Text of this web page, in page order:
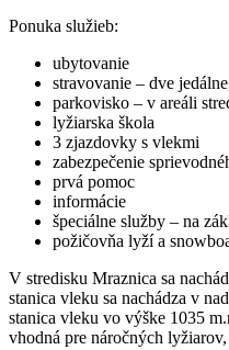
Ponuka služieb:
ubytovanie
stravovanie – dve
parkovisko – v areáli
lyžiarska škola
3 zjazdovky s vlekmi
zabezpečenie
prvá pomoc
informácie
špeciálne služby – na
požičovňa lyží a
V stredisku Mraznica sa
stanica vleku sa nachádza v
stanica vleku vo výške 1035
vhodná pre náročných